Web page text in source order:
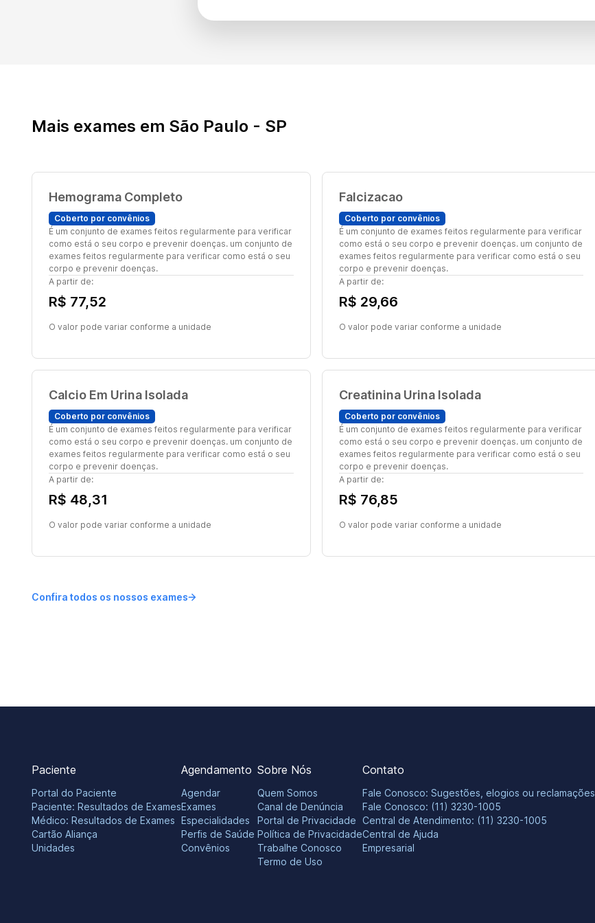
Mais exames em São Paulo - SP
Hemograma Completo
Coberto por convênios
É um conjunto de exames feitos regularmente para verificar
como está o seu corpo e prevenir doenças. um conjunto de
exames feitos regularmente para verificar como está o seu
corpo e prevenir doenças.
A partir de:
R$ 77,52
O valor pode variar conforme a unidade
Falcizacao
Coberto por convênios
É um conjunto de exames feitos regularmente para verificar
como está o seu corpo e prevenir doenças. um conjunto de
exames feitos regularmente para verificar como está o seu
corpo e prevenir doenças.
A partir de:
R$ 29,66
O valor pode variar conforme a unidade
Calcio Em Urina Isolada
Coberto por convênios
É um conjunto de exames feitos regularmente para verificar
como está o seu corpo e prevenir doenças. um conjunto de
exames feitos regularmente para verificar como está o seu
corpo e prevenir doenças.
A partir de:
R$ 48,31
O valor pode variar conforme a unidade
Creatinina Urina Isolada
Coberto por convênios
É um conjunto de exames feitos regularmente para verificar
como está o seu corpo e prevenir doenças. um conjunto de
exames feitos regularmente para verificar como está o seu
corpo e prevenir doenças.
A partir de:
R$ 76,85
O valor pode variar conforme a unidade
Confira todos os nossos exames
Paciente
Portal do Paciente
Paciente: Resultados de Exames
Médico: Resultados de Exames
Cartão Aliança
Unidades
Agendamento
Agendar
Exames
Especialidades
Perfis de Saúde
Convênios
Sobre Nós
Quem Somos
Canal de Denúncia
Portal de Privacidade
Política de Privacidade
Trabalhe Conosco
Termo de Uso
Contato
Fale Conosco: Sugestões, elogios ou reclamações
Fale Conosco: (11) 3230-1005
Central de Atendimento: (11) 3230-1005
Central de Ajuda
Empresarial